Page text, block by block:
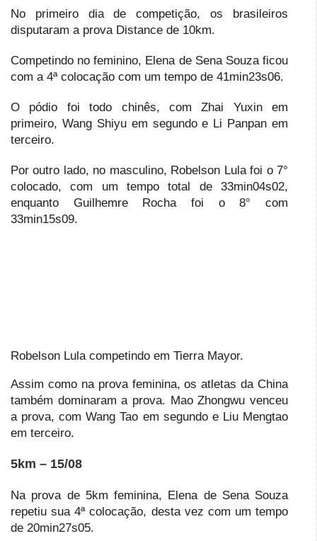
No primeiro dia de competição, os brasileiros
disputaram a prova Distance de 10km.
Competindo no feminino, Elena de Sena Souza ficou
com a 4ª colocação com um tempo de 41min23s06.
O pódio foi todo chinês, com Zhai Yuxin em
primeiro, Wang Shiyu em segundo e Li Panpan em
terceiro.
Por outro lado, no masculino, Robelson Lula foi o 7°
colocado, com um tempo total de 33min04s02,
enquanto Guilhemre Rocha foi o 8° com
33min15s09.
Robelson Lula competindo em Tierra Mayor.
Assim como na prova feminina, os atletas da China
também dominaram a prova. Mao Zhongwu venceu
a prova, com Wang Tao em segundo e Liu Mengtao
em terceiro.
5km – 15/08
Na prova de 5km feminina, Elena de Sena Souza
repetiu sua 4ª colocação, desta vez com um tempo
de 20min27s05.